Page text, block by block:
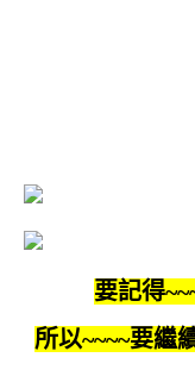
要記得
所以~~~~要繼